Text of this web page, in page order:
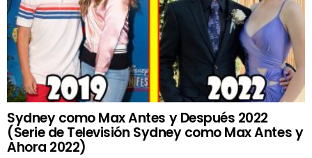
Sydney como Max Antes y Después 2022
(Serie de Televisión Sydney como Max Antes y
Ahora 2022)